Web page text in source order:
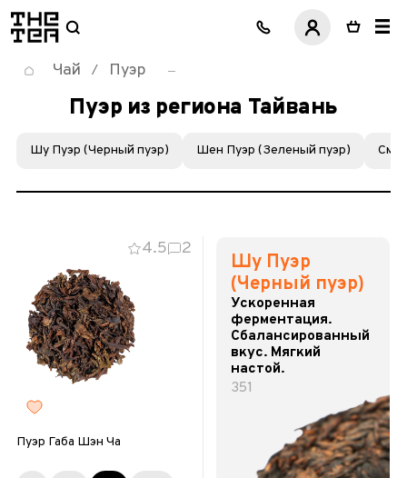
логотип
Чай / Пуэр
Пуэр из региона Тайвань
Шу Пуэр (Черный пуэр) Шен Пуэр (Зеленый пуэр)
4.5 2
Пуэр Габа Шэн Ча
Шу Пуэр
(Черный пуэр)
Ускоренная
ферментация.
Сбалансированный
вкус. Мягкий
настой.
351